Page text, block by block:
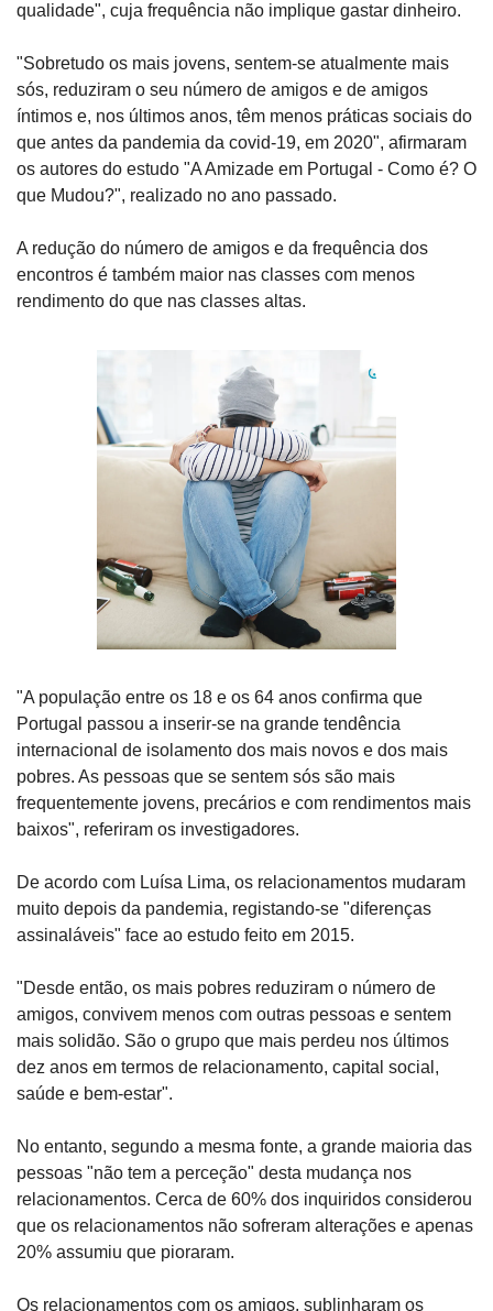
qualidade", cuja frequência não implique gastar dinheiro.
"Sobretudo os mais jovens, sentem-se atualmente mais
sós, reduziram o seu número de amigos e de amigos
íntimos e, nos últimos anos, têm menos práticas sociais do
que antes da pandemia da covid-19, em 2020", afirmaram
os autores do estudo "A Amizade em Portugal - Como é? O
que Mudou?", realizado no ano passado.
A redução do número de amigos e da frequência dos
encontros é também maior nas classes com menos
rendimento do que nas classes altas.
"A população entre os 18 e os 64 anos confirma que
Portugal passou a inserir-se na grande tendência
internacional de isolamento dos mais novos e dos mais
pobres. As pessoas que se sentem sós são mais
frequentemente jovens, precários e com rendimentos mais
baixos", referiram os investigadores.
De acordo com Luísa Lima, os relacionamentos mudaram
muito depois da pandemia, registando-se "diferenças
assinaláveis" face ao estudo feito em 2015.
"Desde então, os mais pobres reduziram o número de
amigos, convivem menos com outras pessoas e sentem
mais solidão. São o grupo que mais perdeu nos últimos
dez anos em termos de relacionamento, capital social,
saúde e bem-estar".
No entanto, segundo a mesma fonte, a grande maioria das
pessoas "não tem a perceção" desta mudança nos
relacionamentos. Cerca de 60% dos inquiridos considerou
que os relacionamentos não sofreram alterações e apenas
20% assumiu que pioraram.
Os relacionamentos com os amigos, sublinharam os